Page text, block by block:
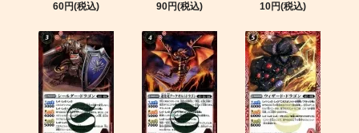
60円(税込)
90円(税込)
10円(税込)